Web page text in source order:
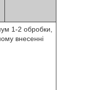
1-2 обробки,
внесенні